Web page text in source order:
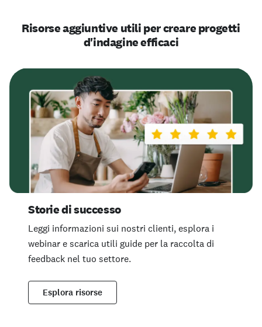
Risorse aggiuntive utili per creare progetti
d'indagine efficaci
Storie di successo
Leggi informazioni sui nostri clienti, esplora i
webinar e scarica utili guide per la raccolta di
feedback nel tuo settore.
Esplora risorse